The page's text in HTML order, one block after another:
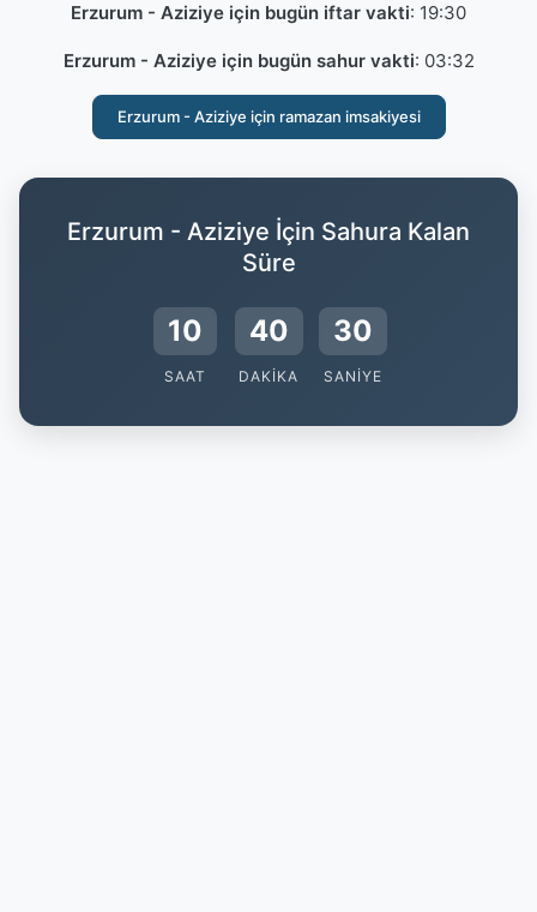
Erzurum - Aziziye için bugün iftar vakti: 19:30
Erzurum - Aziziye için bugün sahur vakti: 03:32
Erzurum - Aziziye için ramazan imsakiyesi
Erzurum - Aziziye İçin Sahura Kalan
Süre
10
SAAT
40
DAKIKA
29
SANIYE